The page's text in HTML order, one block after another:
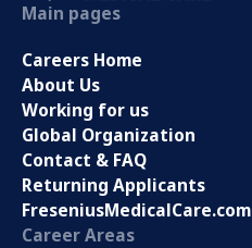
Main pages
Careers Home
About Us
Working for us
Global Organization
Contact & FAQ
Returning Applicants
FreseniusMedicalCare.com
Career Areas